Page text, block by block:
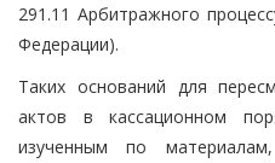
291.11 Арбитражного
Федерации).
Таких оснований для
актов в кассационном
изученным по